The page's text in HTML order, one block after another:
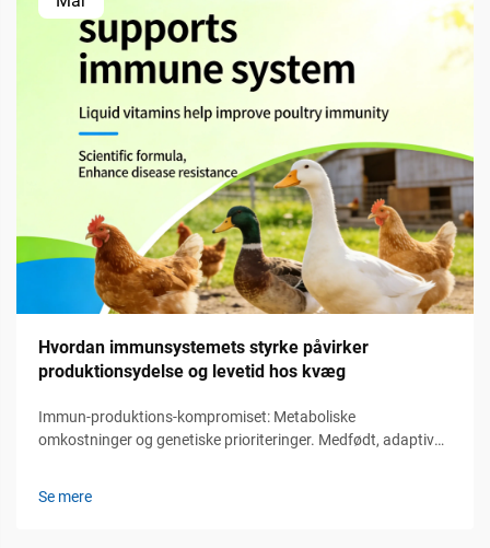
Hvordan immunsystemets styrke påvirker
produktionsydelse og levetid hos kvæg
Immun-produktions-kompromiset: Metaboliske
omkostninger og genetiske prioriteringer. Medfødt, adaptiv
Se mere